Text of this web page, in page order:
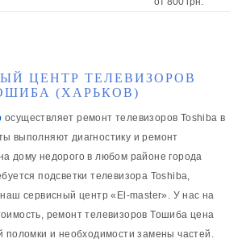
ЦЕНТР ТЕЛЕВИЗОРОВ
(ХАРЬКОВ)
осуществляет ремонт телевизоров Toshiba в
выполняют диагностику и ремонт
дому недорого в любом районе города
подсветки телевизора Toshiba,
сервисный центр «Еl-master». У нас на
ремонт телевизоров Тошиба цена
поломки и необходимости замены частей.